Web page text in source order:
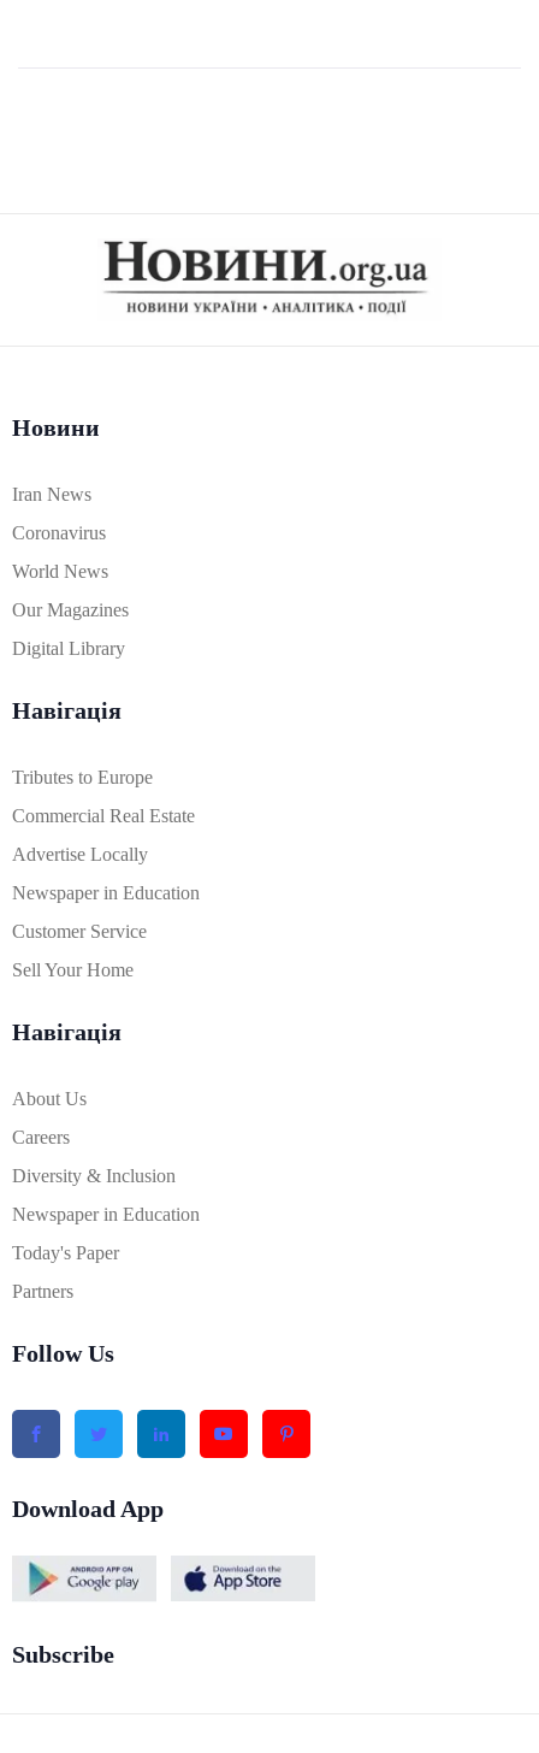
Новини
Iran News
Coronavirus
World News
Our Magazines
Digital Library
Навігація
Tributes to Europe
Commercial Real Estate
Advertise Locally
Newspaper in Education
Customer Service
Sell Your Home
Навігація
About Us
Careers
Diversity & Inclusion
Newspaper in Education
Today's Paper
Partners
Follow Us
Download App
Subscribe